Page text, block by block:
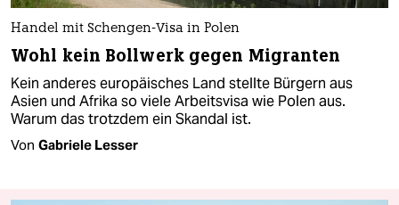
Handel mit Schengen-Visa in Polen
Wohl kein Bollwerk gegen Migranten
Kein anderes europäisches Land stellte Bürgern aus
Asien und Afrika so viele Arbeitsvisa wie Polen aus.
Warum das trotzdem ein Skandal ist.
Von Gabriele Lesser